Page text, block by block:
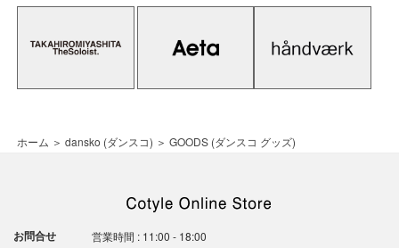
ホーム ＞ dansko (ダンスコ) ＞ GOODS (ダンスコ グッズ)
お問合せ 営業時間 : 11:00 - 18:00